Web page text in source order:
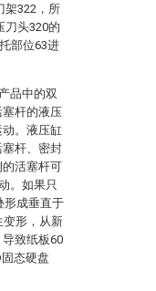
架322，所
刀头320的
部位63进
品中的双
杆的液压
。液压缸
杆、密封
活塞杆可
。如果只
形成垂直于
变形，从新
致纸板60
态硬盘